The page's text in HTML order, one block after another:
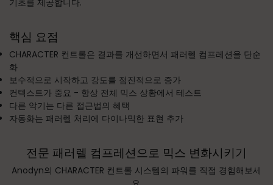
기초를 제공합니다.
핵심 요점
CHARACTER 컨트롤은 결과를 개선하면서 패러렐 컴프레션을 단순
화
보수적으로 시작하고 강도를 점진적으로 증가
컨텍스트가 중요 - 항상 전체 믹스 상황에서 테스트
다른 악기는 다른 접근법의 혜택
자동화는 패러렐 처리에 다이나믹한 표현 추가
전문 패러렐 컴프레션으로 믹스 변화시키기
Anodyn의 CHARACTER 컨트롤 시스템의 파워를 직접 경험해보세